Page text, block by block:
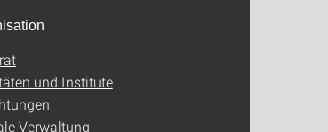
und Institute
Verwaltung